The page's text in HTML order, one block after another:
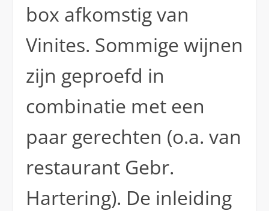
box afkomstig van
Vinites. Sommige wijnen
zijn geproefd in
combinatie met een
paar gerechten (o.a. van
restaurant Gebr.
Hartering). De inleiding